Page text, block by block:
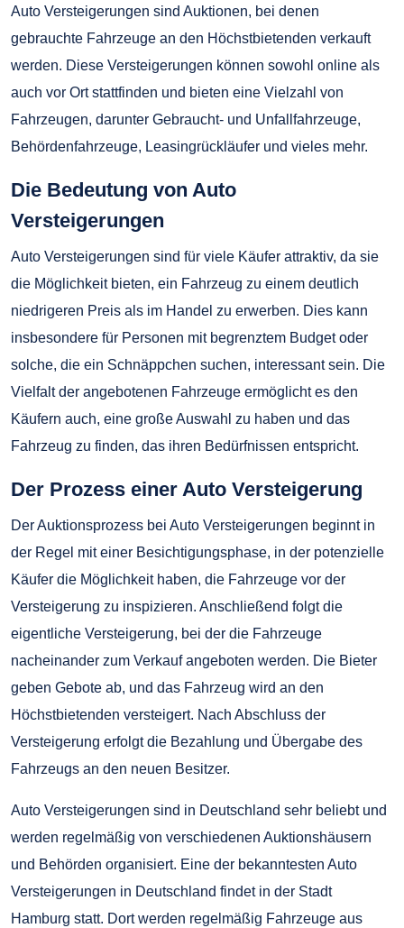
Auto Versteigerungen sind Auktionen, bei denen
gebrauchte Fahrzeuge an den Höchstbietenden verkauft
werden. Diese Versteigerungen können sowohl online als
auch vor Ort stattfinden und bieten eine Vielzahl von
Fahrzeugen, darunter Gebraucht- und Unfallfahrzeuge,
Behördenfahrzeuge, Leasingrückläufer und vieles mehr.
Die Bedeutung von Auto
Versteigerungen
Auto Versteigerungen sind für viele Käufer attraktiv, da sie
die Möglichkeit bieten, ein Fahrzeug zu einem deutlich
niedrigeren Preis als im Handel zu erwerben. Dies kann
insbesondere für Personen mit begrenztem Budget oder
solche, die ein Schnäppchen suchen, interessant sein. Die
Vielfalt der angebotenen Fahrzeuge ermöglicht es den
Käufern auch, eine große Auswahl zu haben und das
Fahrzeug zu finden, das ihren Bedürfnissen entspricht.
Der Prozess einer Auto Versteigerung
Der Auktionsprozess bei Auto Versteigerungen beginnt in
der Regel mit einer Besichtigungsphase, in der potenzielle
Käufer die Möglichkeit haben, die Fahrzeuge vor der
Versteigerung zu inspizieren. Anschließend folgt die
eigentliche Versteigerung, bei der die Fahrzeuge
nacheinander zum Verkauf angeboten werden. Die Bieter
geben Gebote ab, und das Fahrzeug wird an den
Höchstbietenden versteigert. Nach Abschluss der
Versteigerung erfolgt die Bezahlung und Übergabe des
Fahrzeugs an den neuen Besitzer.
Auto Versteigerungen sind in Deutschland sehr beliebt und
werden regelmäßig von verschiedenen Auktionshäusern
und Behörden organisiert. Eine der bekanntesten Auto
Versteigerungen in Deutschland findet in der Stadt
Hamburg statt. Dort werden regelmäßig Fahrzeuge aus